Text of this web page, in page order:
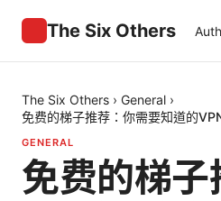
The Six Others
The Six Others › General ›
免费的梯子推荐：你需要知道的
GENERAL
免费的梯